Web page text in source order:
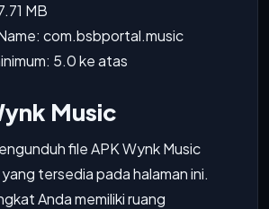
MB
com.bsbportal.music
5.0 ke atas
Music
file APK Wynk Music
tersedia pada halaman ini.
Anda memiliki ruang